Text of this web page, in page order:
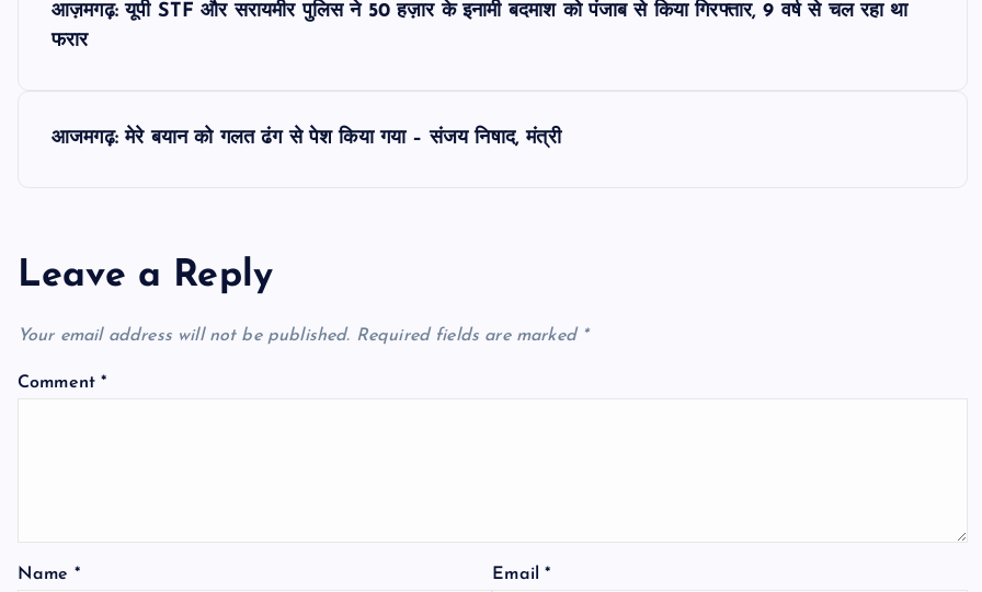
a
v
आज़मगढ़: यूपी STF और सरायमीर पुलिस ने 50 हज़ार के इनामी बदमाश को पंजाब से किया गिरफ्तार, 9 वर्ष से चल रहा था
फरार
आजमगढ़: मेरे बयान को गलत ढंग से पेश किया गया – संजय निषाद, मंत्री
Leave a Reply
Your email address will not be published. Required fields are marked *
Comment*
Name * Email*